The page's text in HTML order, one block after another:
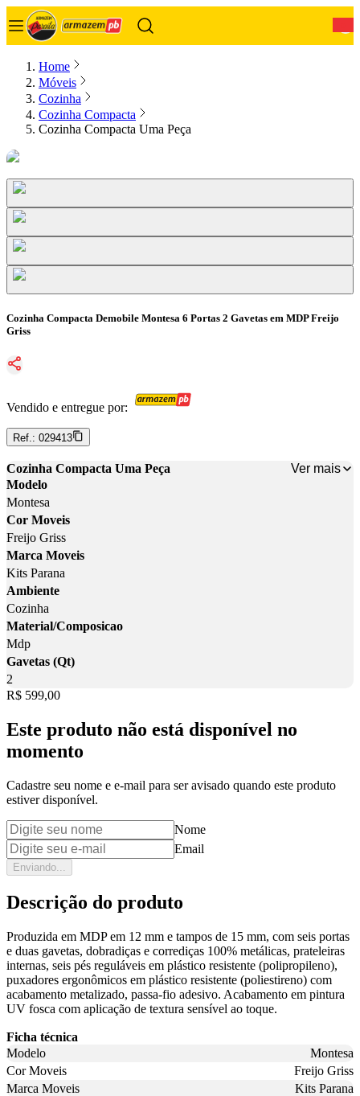
Home
Móveis
Cozinha
Cozinha Compacta
Cozinha Compacta Uma Peça
Cozinha Compacta Demobile Montesa 6 Portas 2 Gavetas em MDP Freijo
Griss
Vendido e entregue por:
Ref.: 029413
Cozinha Compacta Uma Peça
Ver mais
Modelo
Montesa
Cor Moveis
Freijo Griss
Marca Moveis
Kits Parana
Ambiente
Cozinha
Material/Composicao
Mdp
Gavetas (Qt)
2
Price:
R$ 599,00
Este produto não está disponível no
momento
Cadastre seu nome e e-mail para ser avisado quando este produto
estiver disponível.
Nome
Email
Enviando...
Descrição do produto
Produzida em MDP em 12 mm e tampos de 15 mm, com seis portas
e duas gavetas, dobradiças e corrediças 100% metálicas, prateleiras
internas, seis pés reguláveis em plástico resistente (polipropileno),
puxadores ergonômicos em plástico resistente (poliestireno) com
acabamento metalizado, passa-fio adesivo. Acabamento em pintura
UV fosca com aplicação de textura sensível ao toque.
Ficha técnica
Modelo
Montesa
Cor Moveis
Freijo Griss
Marca Moveis
Kits Parana